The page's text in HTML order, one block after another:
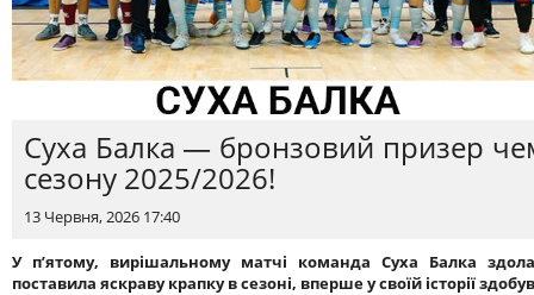
Суха Балка — бронзовий призер
сезону 2025/2026!
13 Червня, 2026 17:40
У п’ятому, вирішальному матчі команда Суха Балка
поставила яскраву крапку в сезоні, вперше у своїй історії